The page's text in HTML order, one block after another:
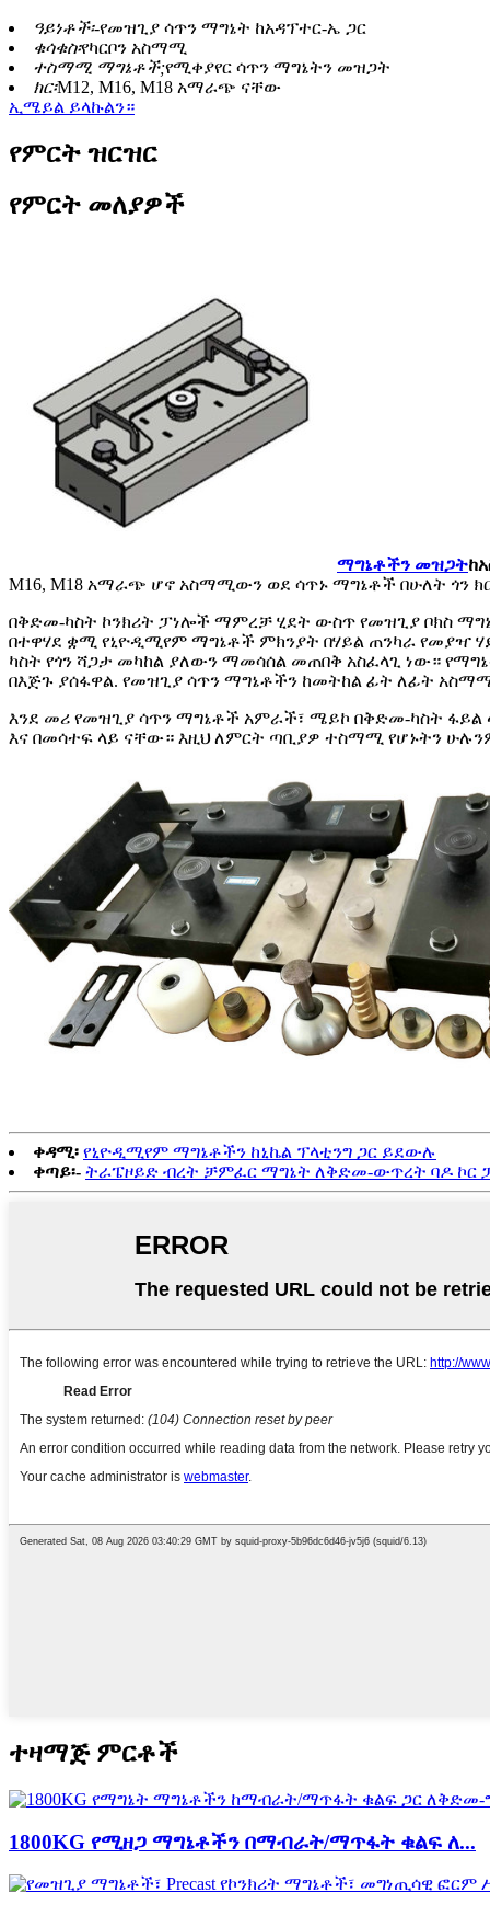
ዓይነቶች፡-የመዝጊያ ሳጥን ማግኔት ከአዳፕተር-ኤ ጋር
ቁሳቁስ፡የካርቦን አስማሚ
ተስማሚ ማግኔቶች;የሚቀያየር ሳጥን ማግኔትን መዝጋት
ክር፡M12, M16, M18 አማራጭ ናቸው
ኢሜይል ይላኩልን።
የምርት ዝርዝር
የምርት መለያዎች
ማግኔቶችን መዝጋት
M16, M18 አማራጭ ሆኖ አስማሚውን ወደ ሳጥኑ ማግኔቶች በሁለት ጎን
በቅድመ-ካስት ኮንክሪት ፓነሎች ማምረቻ ሂደት ውስጥ የመዝጊያ ቦክስ
በተዋሃደ ቋሚ የኒዮዲሚየም ማግኔቶች ምክንያት በሃይል ጠንካራ የመያዣ
ካስት የጎን ሻጋታ መካከል ያለውን ማመሳሰል መጠበቅ አስፈላጊ ነው።
በእጅጉ ያሰፋዋል. የመዝጊያ ሳጥን ማግኔቶችን ከመትከል ፊት ለፊት
እንደ መሪ የመዝጊያ ሳጥን ማግኔቶች አምራች፣ ሜይኮ በቅድመ-ካስት
እና በመሳተፍ ላይ ናቸው። እዚህ ለምርት ጣቢያዎ ተስማሚ የሆኑትን
ቀዳሚ፡ የኒዮዲሚየም ማግኔቶችን ከኒኬል ፕላቲንግ ጋር ይደውሉ
ቀጣይ፡- ትራፔዞይድ ብረት ቻምፈር ማግኔት ለቅድመ-ውጥረት ባዶ ኮር
ተዛማጅ ምርቶች
1800KG የሚዘጋ ማግኔቶችን በማብራት/ማጥፋት ቁልፍ ለ...